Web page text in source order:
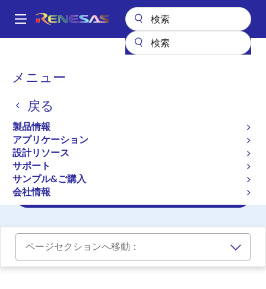
ン
Main
メニュー
戻る
製品情報
アプリケーション
設計リソース
サポート
サンプル&ご購入
会社情報
パ
く
ず
RZ/G2E-EVKIT
RZ/G2E MPU向け評価キッ
ト
RZ/G2E-EVKIT
ページセクションへ移動：